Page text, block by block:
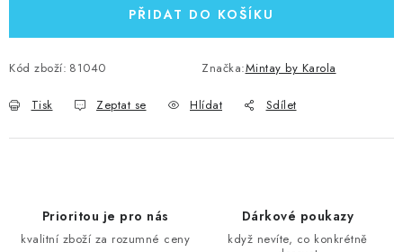
PŘIDAT DO KOŠÍKU
Kód zboží: 81040 Značka:Mintay by Karola
Tisk Zeptat se Hlídat Sdílet
Prioritou je pro nás
kvalitní zboží za rozumné ceny
Dárkové poukazy
když nevíte, co konkrétně